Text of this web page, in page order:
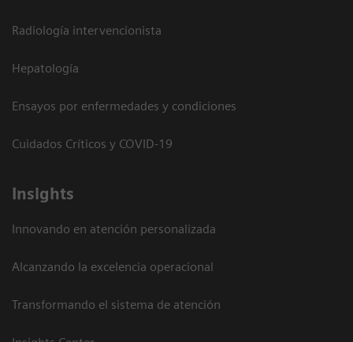
Radiología intervencionista
Hepatología
Ensayos por enfermedades y condiciones
Cuidados Críticos y COVID-19
Insights
Innovando en atención personalizada
Alcanzando la excelencia operacional
Transformando el sistema de atención